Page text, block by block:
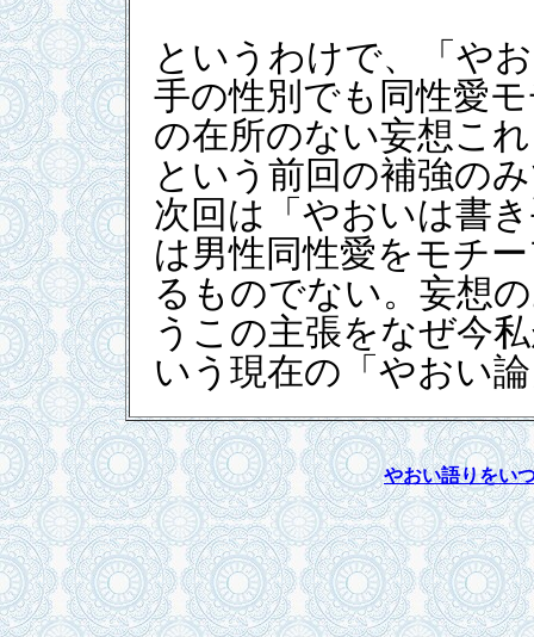
というわけで、「や
手の性別でも同性愛
の在所のない妄想こ
という前回の補強の
次回は「やおいは書
は男性同性愛をモチ
るものでない。妄想
うこの主張をなぜ今
いう現在の「やおい
やおい語りをい